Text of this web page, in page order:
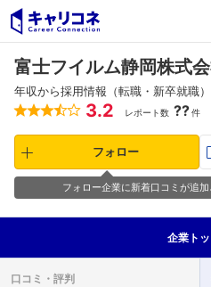
富士フイルム静岡株式
年収から採用情報（転職・新卒就職
3.2 レポート数 ??件
フォロー
フォロー企業に新着口コミが追
企業 ト
口コミ・ 評判